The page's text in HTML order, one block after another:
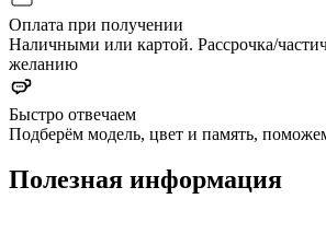
Оплата при получении
Наличными или картой. Рассрочка/
желанию
Быстро отвечаем
Подберём модель, цвет и память,
Полезная информация